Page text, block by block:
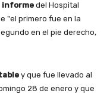
informe del Hospital
"el primero fue en la
en el pie derecho,
y que fue llevado al
28 de enero y que